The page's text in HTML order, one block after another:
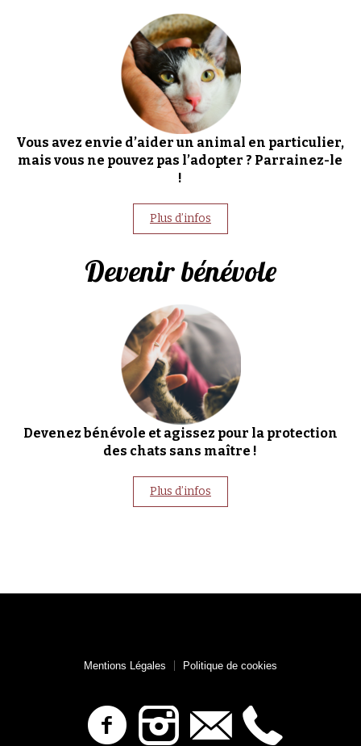
Vous avez envie d’aider un animal en particulier,
mais vous ne pouvez pas l’adopter ? Parrainez-le
!
Plus d’infos
Devenir bénévole
Devenez bénévole et agissez pour la protection
des chats sans maître !
Plus d’infos
Mentions Légales Politique de cookies